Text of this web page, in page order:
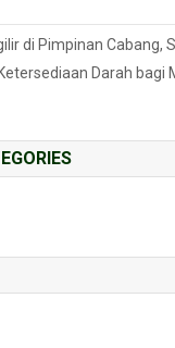
di Pimpinan Cabang,
Darah bagi